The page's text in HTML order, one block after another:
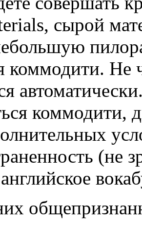
сырой
коммодити. Не
коммодити,
(не
английское